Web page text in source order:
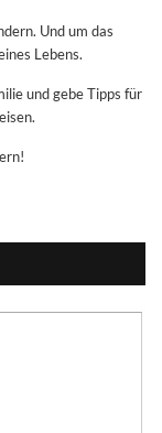
Und um das
Lebens.
und gebe Tipps für